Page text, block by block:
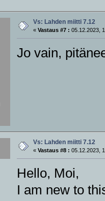
Vs: Lahden miitti 7.12
« Vastaus #7 : 05.12.2023,
Jo vain,
Vs: Lahden miitti 7.12
« Vastaus #8 : 05.12.2023,
Hello, Moi,
I am new to